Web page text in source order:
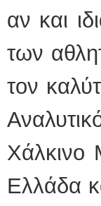
αν και
των
τον
Χάλκινο
Ελλάδα